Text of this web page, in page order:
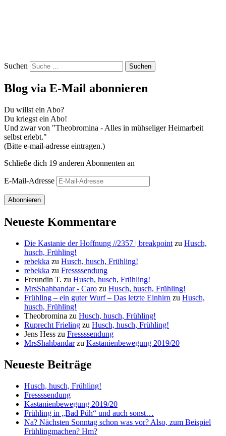
Suchen
Blog via E-Mail abonnieren
Du willst ein Abo?
Du kriegst ein Abo!
Und zwar von "Theobromina - Alles in mühseliger Heimarbeit
selbst erlebt."
(Bitte e-mail-adresse eintragen.)
Schließe dich 19 anderen Abonnenten an
E-Mail-Adresse
Abonnieren
Neueste Kommentare
Die Kastanie der Hoffnung //2357 | breakpoint zu Husch,
husch, Frühling!
rebekka zu Husch, husch, Frühling!
rebekka zu Fressssendung
Freundin T. zu Husch, husch, Frühling!
MrsShahbandar - Caro zu Husch, husch, Frühling!
Frühling – ein guter Wurf – Das letzte Einhirn zu Husch,
husch, Frühling!
Theobromina zu Husch, husch, Frühling!
Ruprecht Frieling zu Husch, husch, Frühling!
Jens Hess zu Fressssendung
MrsShahbandarzu Kastanienbewegung 2019/20
Neueste Beiträge
Husch, husch, Frühling!
Fressssendung
Kastanienbewegung 2019/20
Frühling in „Bad Püh“ und auch sonst…
Na? Nächsten Sonntag schon was vor? Also, zum Beispiel
Frühlingmachen? Hm?